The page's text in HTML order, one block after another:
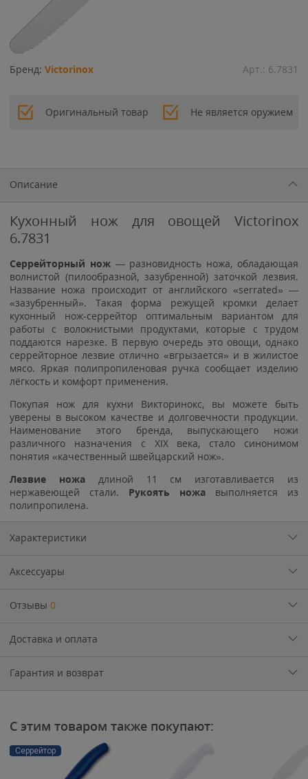
Бренд: Victorinox Арт.: 6.7831
Оригинальный товар Не является оружием
Описание
Кухонный нож для овощей Victorinox
6.7831
Серрейторный нож— разновидность ножа, обладающая
волнистой (пилообразной, зазубренной) заточкой лезвия.
Название ножа происходит от английского «serrated» —
«зазубренный». Такая форма режущей кромки делает
кухонный нож-серрейтор оптимальным вариантом для
работы с волокнистыми продуктами, которые с трудом
поддаются нарезке. В первую очередь это овощи, однако
серрейторное лезвие отлично «вгрызается» и в жилистое
мясо. Яркая полипропиленовая ручка сообщает изделию
лёгкость и комфорт применения.
Покупая нож для кухни Викторинокс, вы можете быть
уверены в высоком качестве и долговечности продукции.
Наименование этого бренда, выпускающего ножи
различного назначения с XIX века, стало синонимом
понятия «качественный швейцарский нож».
Лезвие ножа длиной 11 см изготавливается из
нержавеющей стали. Рукоять ножа выполняется из
полипропилена.
Характеристики
Аксессуары
Отзывы 0
Доставка и оплата
Гарантия и возврат
С этим товаром также покупают:
Серрейтор